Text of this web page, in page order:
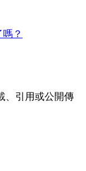
？
、引用或公開傳